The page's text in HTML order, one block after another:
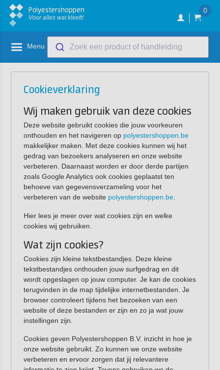
Polyestershoppen
Voor alles wat kleeft!
0
Menu Zoek een product of handleiding
Cookieverklaring
Wij maken gebruik van deze cookies
Deze website gebruikt cookies die jouw voorkeuren
onthouden en het navigeren op polyestershoppen.be
makkelijker maken. Met deze cookies kunnen wij het
gedrag van bezoekers analyseren en onze website
verbeteren. Daarnaast worden er door derde partijen
zoals Google Analytics ook cookies geplaatst ten
behoeve van gegevensverzameling voor het
verbeteren van de website polyestershoppen.be.
Hier lees je meer over wat cookies zijn en welke
cookies wij gebruiken.
Wat zijn cookies?
Cookies zijn kleine tekstbestandjes. Deze kleine
tekstbestandjes onthouden jouw surfgedrag en dit
wordt opgeslagen op jouw computer. Je kan de cookies
terugvinden in de map tijdelijke internetbestanden. Je
browser controleert tijdens het bezoeken van een
website of deze bestanden er zijn en zo ja wat jouw
instellingen zijn.
Cookies geven Polyestershoppen B.V. inzicht in hoe je
onze website gebruikt. Zo kunnen we onze website
verbeteren en ervoor zorgen dat jij relevantere